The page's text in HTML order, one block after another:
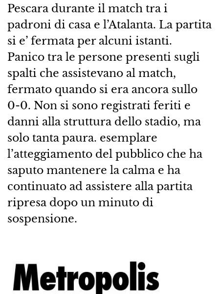
Pescara durante il match tra i
padroni di casa e l’Atalanta. La partita
si e’ fermata per alcuni istanti.
Panico tra le persone presenti sugli
spalti che assistevano al match,
fermato quando si era ancora sullo
0-0. Non si sono registrati feriti e
danni alla struttura dello stadio, ma
solo tanta paura. esemplare
l’atteggiamento del pubblico che ha
saputo mantenere la calma e ha
continuato ad assistere alla partita
ripresa dopo un minuto di
sospensione.